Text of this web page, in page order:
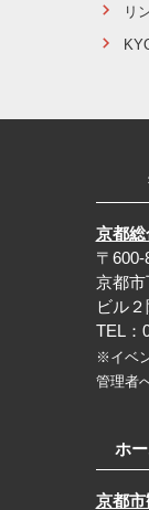
リ
京都総
〒600-
京都
ビル
TEL：
※イベ
管理者
ホ
京都